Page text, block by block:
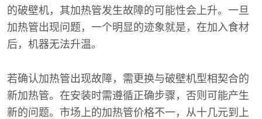
的破壁机，其加热管发生故障的可能性会上升。一旦
加热管出现问题，一个明显的迹象就是，在加入食材
后，机器无法升温。
若确认加热管出现故障，需更换与破壁机型相契合的
新加热管。在安装时需遵循正确步骤，否则可能产生
新的问题。市场上的加热管价格不一，从十几元到上